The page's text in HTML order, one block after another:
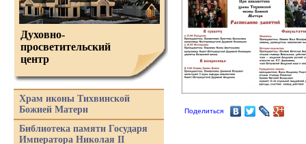
Поделиться
Духовно-
просветительский
центр
Храм иконы Тихвинской
Божией Матери
Библиотека памяти Государя
Императора Николая II